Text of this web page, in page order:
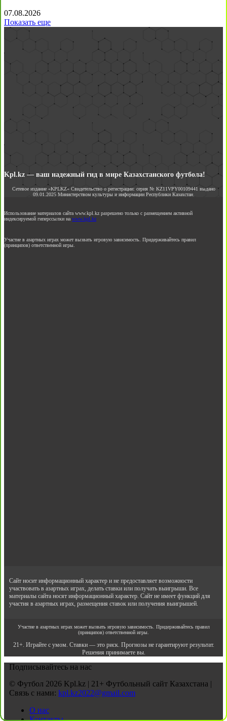
07.08.2026
Показать еще
Kpl.kz — ваш надежный гид в мире Казахстанского футбола!
Сетевое издание «KPLKZ» Свидетельство о регистрации: серия № KZ11VPY00109441 выдано
09.01.2025 Министерством культуры и информации Республики Казахстан.
Использование материалов сайта www.kpl.kz разрешено только с размещением активной
индексируемой гиперссылки на www.kpl.kz
Участие в азартных играх может вызвать игровую зависимость. Придерживайтесь правил
(принципов) ответственной игры.
Сайт носит информационный характер и не предоставляет возможности
участвовать в азартных играх, делать ставки или получать выигрыши. Все
материалы сайта носят информационный характер. Сайт не имеет функций для
участия в азартных играх, размещения ставок или получения выигрышей.
Участие в азартных играх может вызвать игровую зависимость. Придерживайтесь правил
(принципов) ответственной игры.
21+. Играйте с умом. Ставки — это риск. Прогнозы не гарантируют результат.
Решения принимаете вы.
Подписывайтесь на нас
© Футбол 2026 Kpl.kz | 21+ Футбольный сайт Казахстана |
Связь с нами: kpl.kz2022@gmail.com
О нас
Контакты